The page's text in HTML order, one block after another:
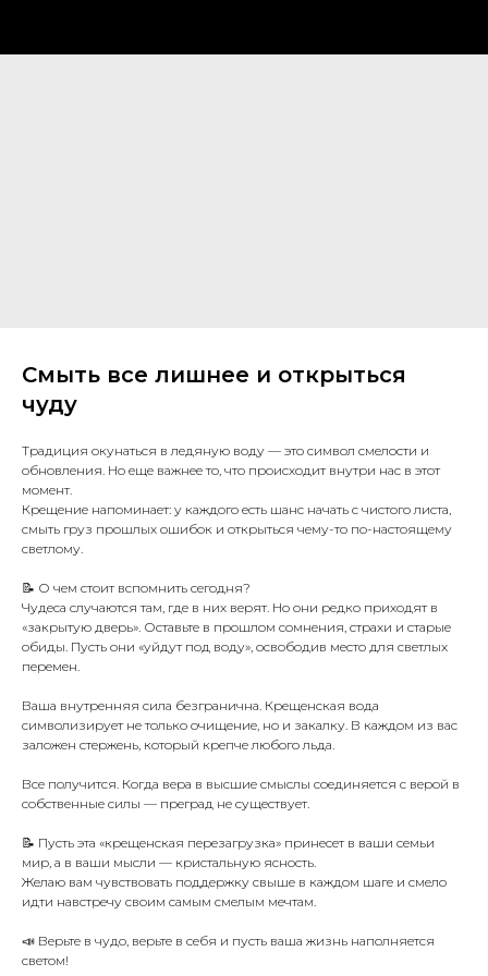
Смыть все лишнее и открыться
чуду
Традиция окунаться в ледяную воду — это символ смелости и
обновления. Но еще важнее то, что происходит внутри нас в этот
момент.
Крещение напоминает: у каждого есть шанс начать с чистого листа,
смыть груз прошлых ошибок и открыться чему-то по-настоящему
светлому.
📝 О чем стоит вспомнить сегодня?
Чудеса случаются там, где в них верят. Но они редко приходят в
«закрытую дверь». Оставьте в прошлом сомнения, страхи и старые
обиды. Пусть они «уйдут под воду», освободив место для светлых
перемен.
Ваша внутренняя сила безгранична. Крещенская вода
символизирует не только очищение, но и закалку. В каждом из вас
заложен стержень, который крепче любого льда.
Все получится. Когда вера в высшие смыслы соединяется с верой в
собственные силы — преград не существует.
📝 Пусть эта «крещенская перезагрузка» принесет в ваши семьи
мир, а в ваши мысли — кристальную ясность.
Желаю вам чувствовать поддержку свыше в каждом шаге и смело
идти навстречу своим самым смелым мечтам.
📣 Верьте в чудо, верьте в себя и пусть ваша жизнь наполняется
светом!